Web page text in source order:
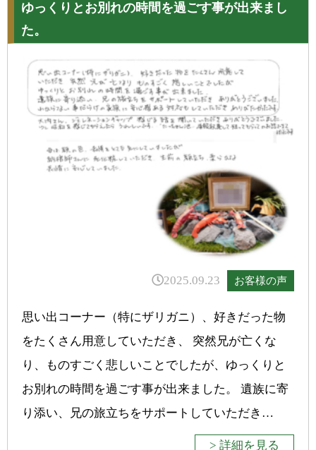
ゆっくりとお別れの時間を過ごす事が出来まし
た。
2025.09.23 お客様の声
思い出コーナー（特にザリガニ）、好きだった物
をたくさん用意していただき、 突然兄が亡くな
り、ものすごく悲しいことでしたが、ゆっくりと
お別れの時間を過ごす事が出来ました。 遺族に寄
り添い、兄の旅立ちをサポートしていただき…
> 詳細を見る